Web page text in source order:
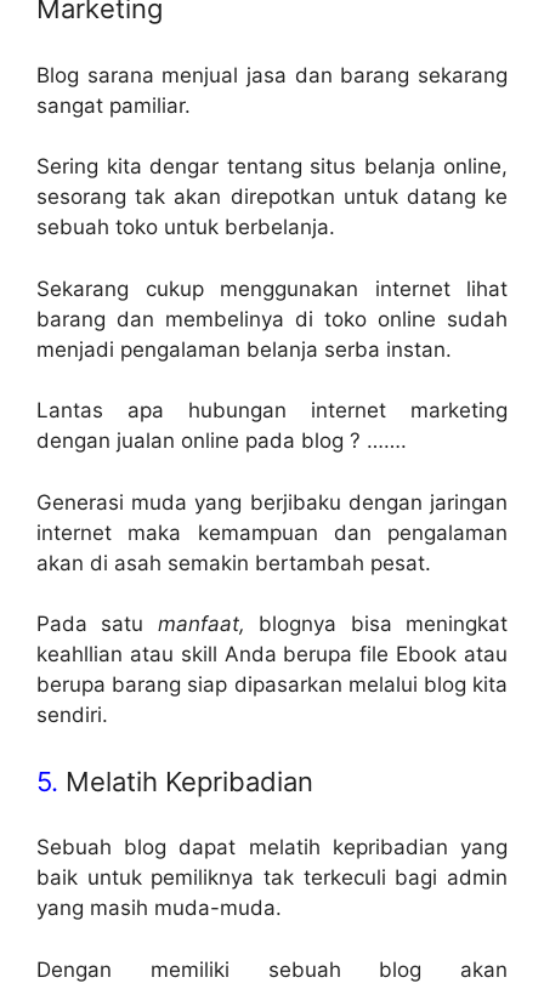
Marketing
Blog sarana menjual jasa dan barang sekarang
sangat pamiliar.
Sering kita dengar tentang situs belanja online,
sesorang tak akan direpotkan untuk datang ke
sebuah toko untuk berbelanja.
Sekarang cukup menggunakan internet lihat
barang dan membelinya di toko online sudah
menjadi pengalaman belanja serba instan.
Lantas apa hubungan internet marketing
dengan jualan online pada blog ? …….
Generasi muda yang berjibaku dengan jaringan
internet maka kemampuan dan pengalaman
akan di asah semakin bertambah pesat.
Pada satu manfaat, blognya bisa meningkat
keahllian atau skill Anda berupa file Ebook atau
berupa barang siap dipasarkan melalui blog kita
sendiri.
5. Melatih Kepribadian
Sebuah blog dapat melatih kepribadian yang
baik untuk pemiliknya tak terkeculi bagi admin
yang masih muda-muda.
Dengan memiliki sebuah blog akan